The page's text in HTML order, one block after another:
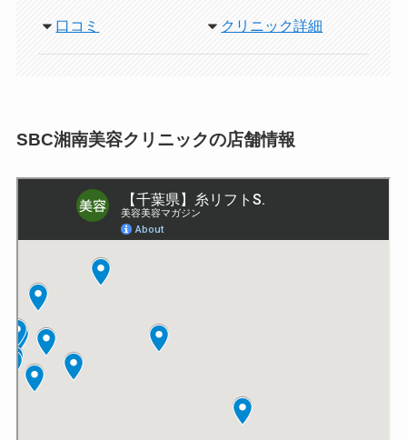
口コミ クリニック詳細
SBC湘南美容クリニックの店舗情報